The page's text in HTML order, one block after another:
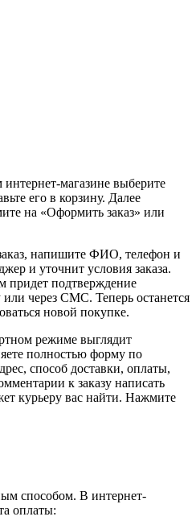
магазине выберите
его в корзину. Далее
на «Оформить заказ» или
напишите ФИО, телефон и
и уточнит условия заказа.
придет подтверждение
через СМС. Теперь останется
новой покупке.
режиме выглядит
полностью форму по
способ доставки, оплаты,
к заказу написать
курьеру вас найти. Нажмите
способом. В интернет-
оплаты: